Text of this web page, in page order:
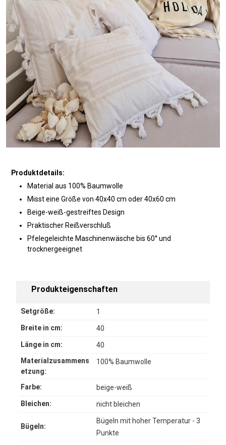
Produktdetails:
Material aus 100% Baumwolle
Misst eine Größe von 40x40 cm oder 40x60 cm
Beige-weiß-gestreiftes Design
Praktischer Reißverschluß
Pfelegeleichte Maschinenwäsche bis 60° und
trocknergeeignet
Produkteigenschaften
Setgröße:
1
Breite in cm:
40
Länge in cm:
40
Materialzusammens
etzung:
100% Baumwolle
Farbe:
beige-weiß
Bleichen:
nicht bleichen
Bügeln:
Bügeln mit hoher Temperatur - 3
Punkte